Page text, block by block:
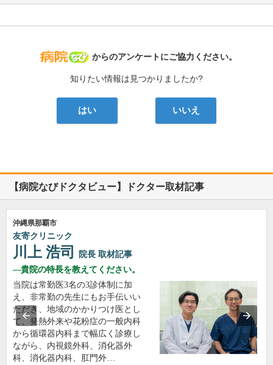
病院なび
からのアンケートにご協力ください。
知りたい情報は見つかりましたか?
はい いいえ
【病院なびドクタビュー】ドクター取材記事
沖縄県那覇市
友寄クリニック
川上 浩司 院長 取材記事
貴院の特長を教えてください。
当院は常勤医3名の3診体制に加
え、非常勤の先生にもお手伝いい
ただき、地域のかかりつけ医とし
て、発熱外来や花粉症の一般内科
から循環器内科まで幅広く診療し
ながら、内視鏡外科、消化器外
科、消化器内科、肛門外…